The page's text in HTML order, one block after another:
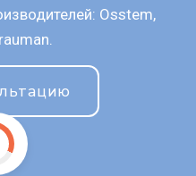
Osstem,